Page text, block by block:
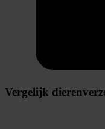
Vergelijk